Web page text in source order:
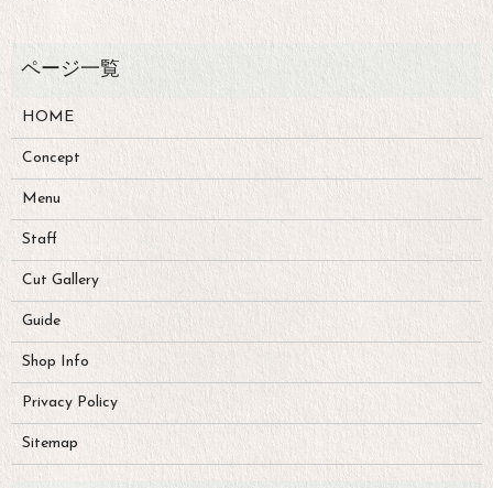
HOME
Concept
Menu
Staff
Cut Gallery
Guide
Shop Info
Privacy Policy
Sitemap